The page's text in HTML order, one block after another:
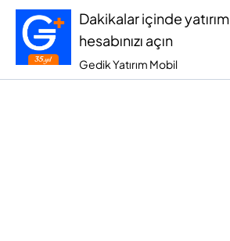
Dakikalar içinde yatırım
hesabınızı açın
Gedik Yatırım Mobil